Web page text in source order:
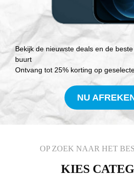
Bekijk de nieuwste deals en de
buurt
Ontvang tot 25% korting op
NU
OP ZOEK NAAR HET
KIES